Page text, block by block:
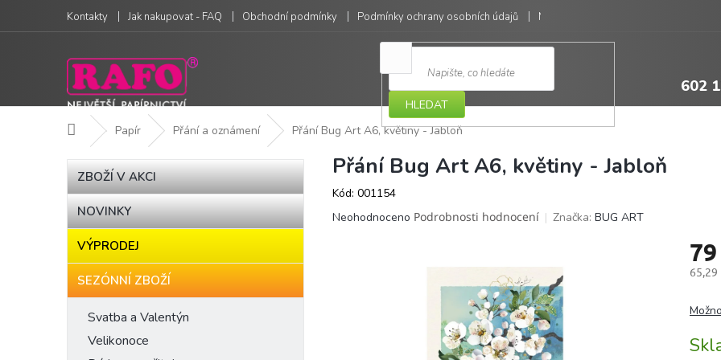
obsah
Kontakty Jak nakupovat - FAQ Obchodní podmínky Podmínky ochrany osobních údajů Moje objednávka
HLEDAT
602
Domů Papír Přání a oznámení Přání Bug Art A6, květiny - Jabloň
P
o
s
t
Přeskočit
kategorie
ZBOŽÍ V AKCI
NOVINKY
VÝPRODEJ
SEZÓNNÍ ZBOŽÍ
Svatba a Valentýn
Velikonoce
Přání Bug Art A6, květiny - Jabloň
Kód: 001154
Průměrné
Neohodnoceno Podrobnosti hodnocení Značka: BUG ART
65,29
cena: